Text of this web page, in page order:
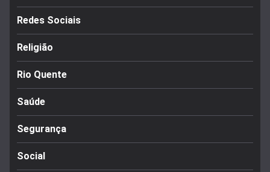
Redes Sociais
Religião
Rio Quente
Saúde
Segurança
Social